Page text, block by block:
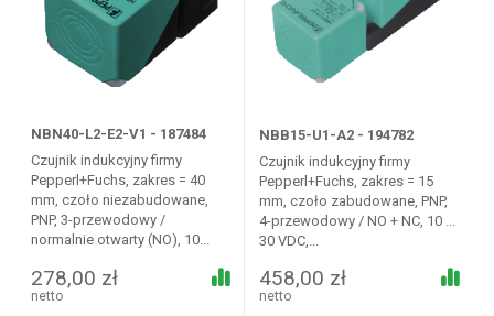
NBN40-L2-E2-V1 - 187484
Czujnik indukcyjny firmy
Pepperl+Fuchs, zakres = 40
mm, czoło niezabudowane,
PNP, 3-przewodowy /
normalnie otwarty (NO), 10...
278,00 zł
netto
NBB15-U1-A2 - 194782
Czujnik indukcyjny firmy
Pepperl+Fuchs, zakres = 15
mm, czoło zabudowane, PNP,
4-przewodowy / NO + NC, 10 ...
30 VDC,...
458,00 zł
netto